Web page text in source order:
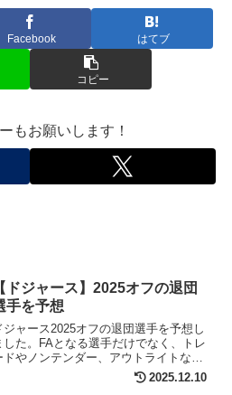
Facebook はてブ
コピー
もお願いします！
【ドジャース】2025オフの退団
手を予想
ジャース2025オフの退団選手を予想し
した。FAとなる選手だけでなく、トレ
ドやノンテンダー、アウトライトなど
放出される可能性のある候補について
2025.12.10